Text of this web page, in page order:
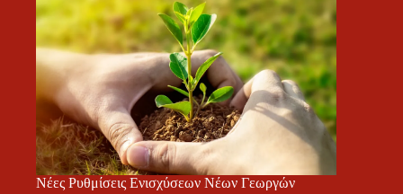
Νέες Ρυθμίσεις Ενισχύσεων Νέων Γεωργών